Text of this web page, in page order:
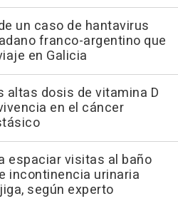
un caso de hantavirus
franco-argentino que
en Galicia
altas dosis de vitamina D
en el cáncer
espaciar visitas al baño
incontinencia urinaria
según experto